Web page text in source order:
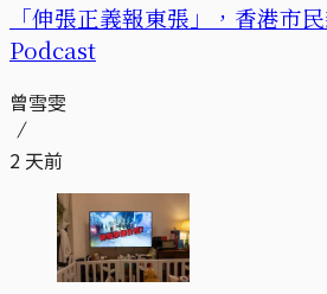
「伸張正義報東張」，香港市
Podcast
曾雪雯
2 天前